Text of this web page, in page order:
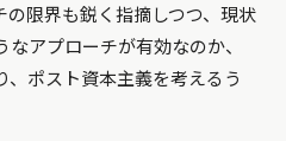
の限界も鋭く指摘しつつ、現状
アプローチが有効なのか、
ポスト資本主義を考えるう